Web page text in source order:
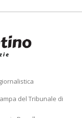
del Tribunale di